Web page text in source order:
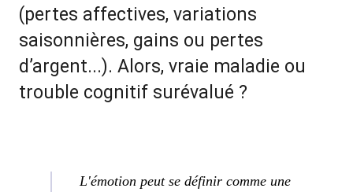
(pertes affectives, variations
saisonnières, gains ou pertes
d’argent...). Alors, vraie maladie ou
trouble cognitif surévalué ?
L'émotion peut se définir comme une